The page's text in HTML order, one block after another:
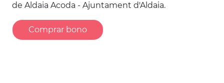
de Aldaia Acoda - Ajuntament d'Aldaia.
Comprar bono